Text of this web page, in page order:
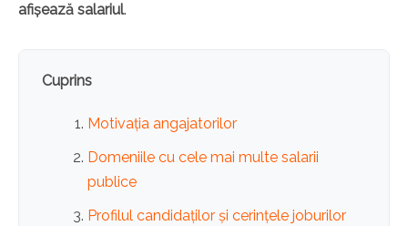
afișează salariul.
Cuprins
Motivația angajatorilor
Domeniile cu cele mai multe salarii
publice
Profilul candidaților și cerințele joburilor